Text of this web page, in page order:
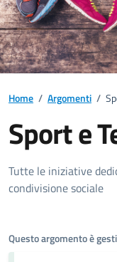
Home / Argomenti /
Sport e
Dettagli
Tutte le iniziative
condivisione sociale
Questo argomento è